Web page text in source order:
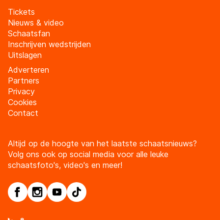
Tickets
Nieuws & video
Schaatsfan
Inschrijven wedstrijden
Uitslagen
Adverteren
Partners
Privacy
Cookies
Contact
Altijd op de hoogte van het laatste schaatsnieuws?
Volg ons ook op social media voor alle leuke
schaatsfoto's, video's en meer!